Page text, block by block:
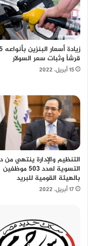
زيادة
قرشاً وثبات سعر السولار
15 أبريل، 2022
التنظيم والإدارة ينتهي من
التسوية لعدد 503 موظفين
بالهيئة القومية للبريد
17 أبريل، 2022